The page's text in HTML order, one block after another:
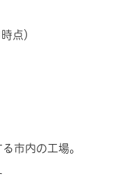
点）
市内の工場。